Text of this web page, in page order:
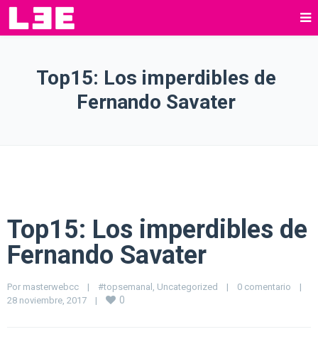
Top15: Los imperdibles de
Fernando Savater
Top15: Los imperdibles de
Fernando Savater
Por masterwebcc | #topsemanal , Uncategorized | 0 comentario
|
28 noviembre, 2017 | 0